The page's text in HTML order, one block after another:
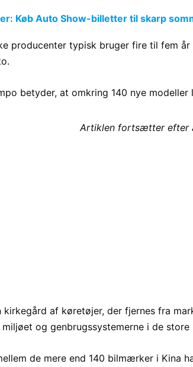
Køb Auto Show-billetter til skarp
producenter typisk bruger fire til fem
betyder, at omkring 140 nye
Artiklen fortsætter efter
kirkegård af køretøjer, der fjernes fra
og genbrugssystemerne i de store
de mere end 140 bilmærker i Kina